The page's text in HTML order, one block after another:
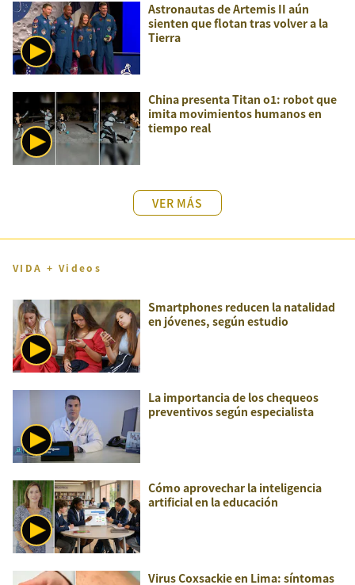
Astronautas de Artemis II aún
sienten que flotan tras volver a la
Tierra
China presenta Titan o1: robot que
imita movimientos humanos en
tiempo real
VER MÁS
VIDA + Videos
Smartphones reducen la natalidad
en jóvenes, según estudio
La importancia de los chequeos
preventivos según especialista
Cómo aprovechar la inteligencia
artificial en la educación
Virus Coxsackie en Lima: síntomas